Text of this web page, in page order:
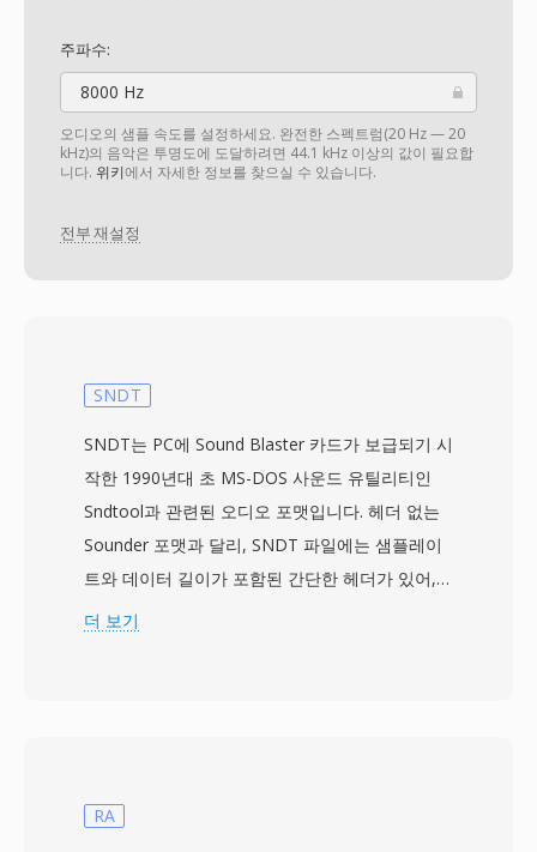
주파수:
8000 Hz
오디오의 샘플 속도를 설정하세요. 완전한 스펙트럼(20 Hz — 20
kHz)의 음악은 투명도에 도달하려면 44.1 kHz 이상의 값이 필요합
니다. 위키에서 자세한 정보를 찾으실 수 있습니다.
전부 재설정
SNDT
SNDT는 PC에 Sound Blaster 카드가 보급되기 시
작한 1990년대 초 MS-DOS 사운드 유틸리티인
Sndtool과 관련된 오디오 포맷입니다. 헤더 없는
Sounder 포맷과 달리, SNDT 파일에는 샘플레이
트와 데이터 길이가 포함된 간단한 헤더가 있어,
재생 소프트웨어가 타이밍을 자동으로 결정할 수
우가 많았습니다. 경쟁 DOS 오디오 포맷 대비 핵
더 보기
RA